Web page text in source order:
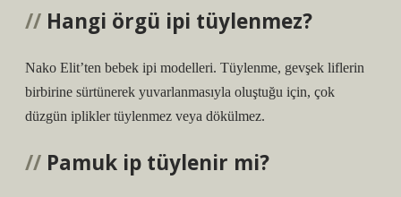
Hangi örgü ipi tüylenmez?
Nako Elit’ten bebek ipi modelleri. Tüylenme, gevşek liflerin
birbirine sürtünerek yuvarlanmasıyla oluştuğu için, çok
düzgün iplikler tüylenmez veya dökülmez.
Pamuk ip tüylenir mi?